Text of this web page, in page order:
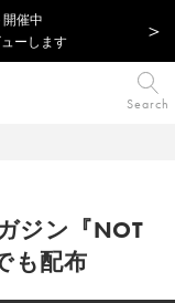
催中
ーします
Search
ジン『NOT
も配布